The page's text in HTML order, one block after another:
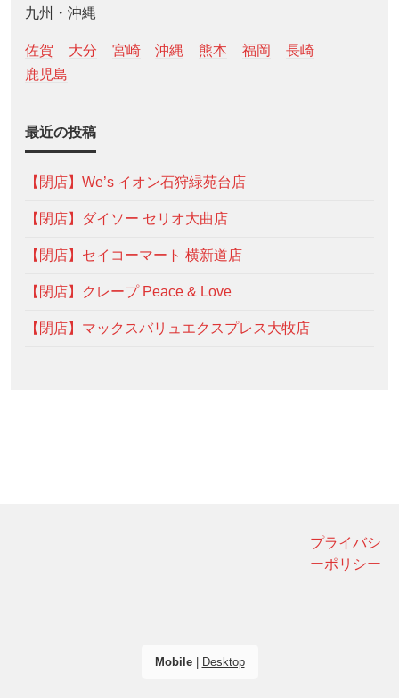
九州・沖縄
佐賀 大分 宮崎 沖縄 熊本 福岡
長崎
鹿児島
最近の投稿
【閉店】We’s イオン石狩緑苑台店
【閉店】ダイソー セリオ大曲店
【閉店】セイコーマート 横新道店
【閉店】クレープ Peace & Love
【閉店】マックスバリュエクスプレス大牧店
プライバシ
ーポリシー
Mobile| Desktop